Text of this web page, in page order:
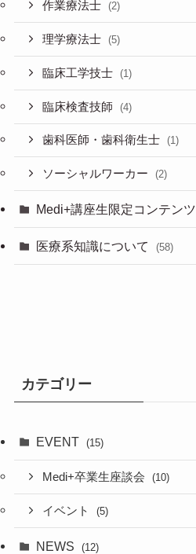
作業療法士 (2)
理学療法士 (5)
臨床工学技士 (1)
臨床検査技師 (4)
歯科医師・歯科衛生士 (1)
ソーシャルワーカー (2)
Medi+講座生限定コンテンツ
医療系知識について (58)
カテゴリー
EVENT (15)
Medi+卒業生座談会 (10)
イベント (5)
NEWS (12)